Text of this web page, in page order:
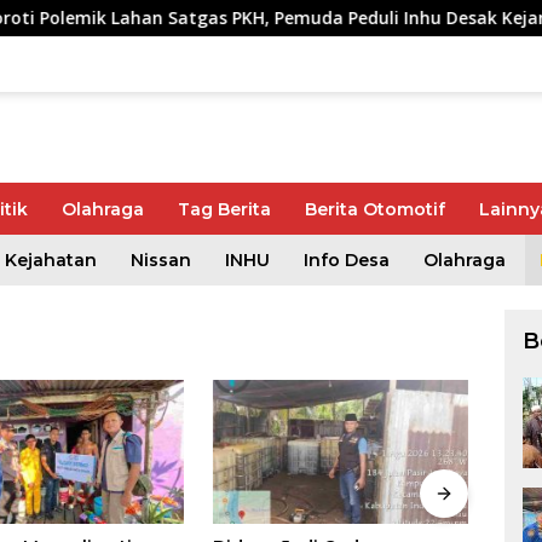
Satgas PKH, Pemuda Peduli Inhu Desak Kejari Cabut KSO
Olahraga Tag Berita Berita Otomotif
Kejahatan Nissan INHU Info Desa Olahraga